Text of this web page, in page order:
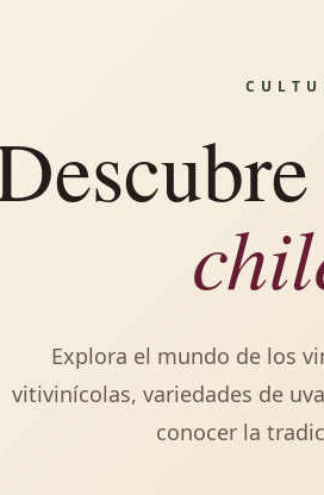
Explora el mundo de los
vitivinícolas, variedades de
conocer la